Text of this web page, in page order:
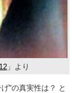
」より
”の真実性は？ と